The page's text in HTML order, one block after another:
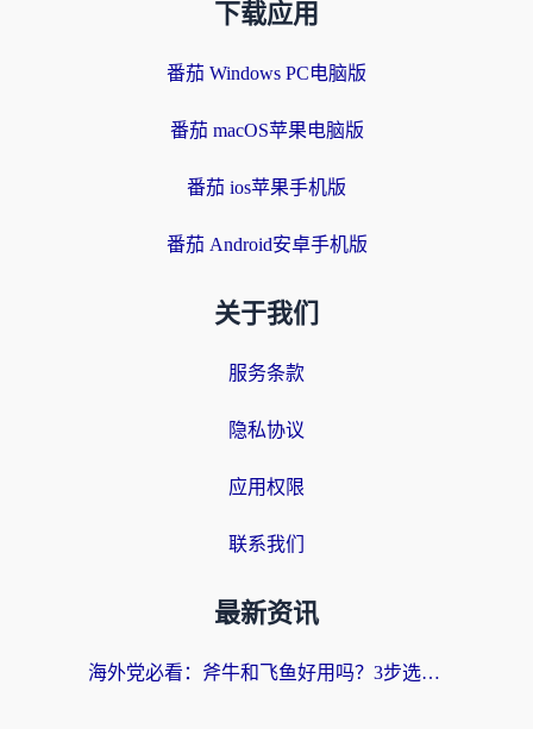
下载应用
番茄 Windows PC电脑版
番茄 macOS苹果电脑版
番茄 ios苹果手机版
番茄 Android安卓手机版
关于我们
服务条款
隐私协议
应用权限
联系我们
最新资讯
海外党必看：斧牛和飞鱼好用吗？3步选对回国加速器，无缝刷剧玩国服